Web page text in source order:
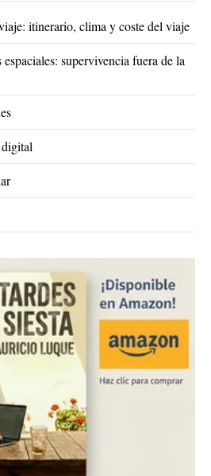
itinerario, clima y coste del viaje
supervivencia fuera de la